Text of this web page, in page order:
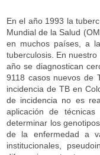
En el año 1993 la
Mundial de la Salud
en muchos países, a
tuberculosis. En
año se diagnostican
9118 casos nuevos de
incidencia de TB en
de incidencia no es
aplicación de
determinar los
de la enfermedad a
institucionales,